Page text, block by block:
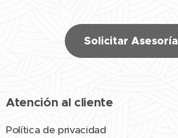
Solicitar Asesoría
Atención al cliente
Política de privacidad